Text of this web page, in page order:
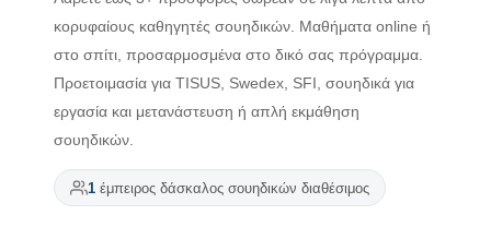
κορυφαίους καθηγητές σουηδικών. Μαθήματα online ή
στο σπίτι, προσαρμοσμένα στο δικό σας πρόγραμμα.
Προετοιμασία για TISUS, Swedex, SFI, σουηδικά για
εργασία και μετανάστευση ή απλή εκμάθηση
σουηδικών.
1έμπειρος δάσκαλος σουηδικών διαθέσιμος